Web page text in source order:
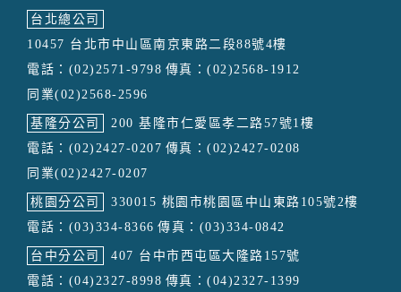
台北總公司
10457 台北市中山區南京東路二段88號4樓
電話：(02)2571-9798 傳真：(02)2568-1912
同業(02)2568-2596
基隆分公司
200 基隆市仁愛區孝二路57號1樓
電話：(02)2427-0207 傳真：(02)2427-0208
同業(02)2427-0207
桃園分公司
330015 桃園市桃園區中山東路105號2樓
電話：(03)334-8366 傳真：(03)334-0842
台中分公司
407 台中市西屯區大隆路157號
電話：(04)2327-8998 傳真：(04)2327-1399